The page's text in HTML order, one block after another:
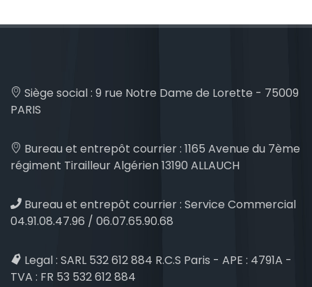
Siège social : 9 rue Notre Dame de Lorette - 75009
PARIS
Bureau et entrepôt courrier : 1165 Avenue du 7ème
régiment Tirailleur Algérien 13190 ALLAUCH
Bureau et entrepôt courrier : Service Commercial
04.91.08.47.96 / 06.07.65.90.68
Legal : SARL 532 612 884 R.C.S Paris - APE : 4791A -
TVA : FR 53 532 612 884